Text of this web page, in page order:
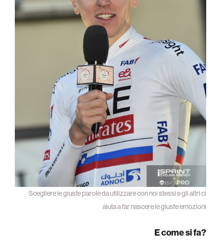
Scegliere le giuste parole da utilizzare con noi stessi e gli altri ci
aiuta a far nascere le giuste emozioni
E come si fa?